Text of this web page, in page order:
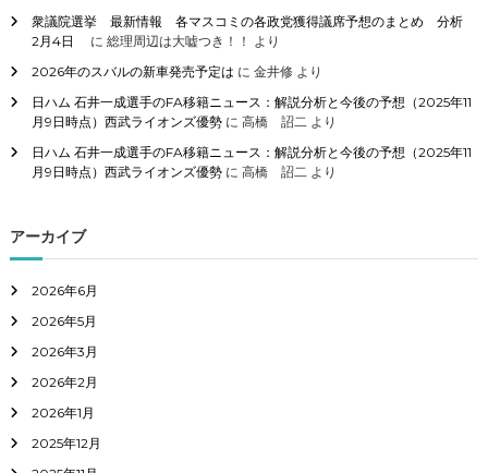
衆議院選挙 最新情報 各マスコミの各政党獲得議席予想のまとめ 分析
2月4日
に 総理周辺は大嘘つき！！
より
2026年のスバルの新車発売予定は に 金井修より
日ハム 石井一成選手のFA移籍ニュース：解説分析と今後の予想（2025年11
月9日時点）西武ライオンズ優勢に 高橋 詔二 より
日ハム 石井一成選手のFA移籍ニュース：解説分析と今後の予想（2025年11
月9日時点）西武ライオンズ優勢に 高橋 詔二 より
アーカイブ
2026年6月
2026年5月
2026年3月
2026年2月
2026年1月
2025年12月